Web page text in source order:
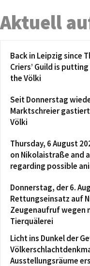
Aktuell
Back in Leipzig since
Criers’ Guild is
the Völki
Seit Donnerstag
Marktschreier
Völki
Thursday, 6 August
on Nikolaistraße and
regarding possible
Donnerstag, der 6.
Rettungseinsatz auf
Zeugenaufruf wegen
Tierquälerei
Licht ins Dunkel der
Ausstellungsräume